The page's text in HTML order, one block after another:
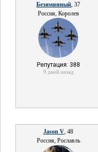
Безимянный, 37
Россия, Королев
Репутация: 388
9 дней назад
Jason V, 48
Россия, Рославль